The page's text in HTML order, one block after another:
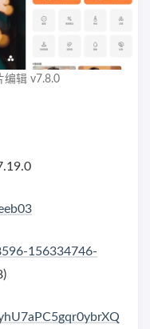
编辑 v7.8.0
156334746-